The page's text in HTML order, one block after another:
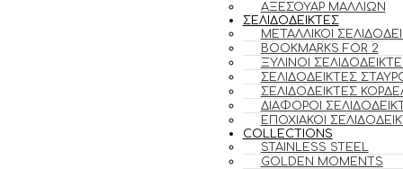
ΑΞΕΣΟΥΆΡ ΜΑΛΛΙΏΝ
ΣΕΛΙΔΟΔΕΙΚΤΕΣ
ΜΕΤΑΛΛΙΚΟΊ
BOOKMARKS FOR 2
ΞΎΛΙΝΟΙ
ΣΕΛΙΔΟΔΕΊΚΤΕΣ
ΣΕΛΙΔΟΔΕΊΚΤΕΣ
ΔΙΆΦΟΡΟΙ
ΕΠΟΧΙΑΚΟΊ
COLLECTIONS
STAINLESS STEEL
GOLDEN MOMENTS